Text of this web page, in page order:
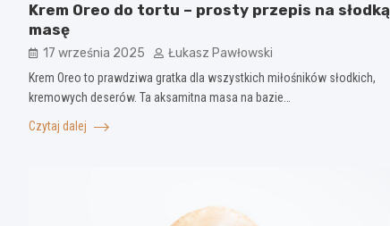
Krem Oreo do tortu – prosty przepis na słodką
masę
17 września 2025 Łukasz Pawłowski
Krem Oreo to prawdziwa gratka dla wszystkich miłośników słodkich,
kremowych deserów. Ta aksamitna masa na bazie…
Czytaj dalej